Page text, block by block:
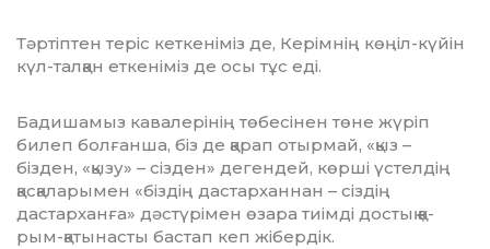
Тәртіптен теріс кеткеніміз де, Керімнің көңіл-күйін
күл-талқан еткеніміз де осы тұс еді.
Бадишамыз кавалерінің тө­бе­сі­нен төне жүріп
билеп болғанша, біз де қарап отырмай, «қыз –
бізден, «қы­зу» – сізден» дегендей, көрші үс­телдің
қасқаларымен «біздің дас­тарханнан – сіздің
дастарханға» дәс­түрімен өзара тиімді достық қа­
рым-қатынасты бастап кеп жібер­дік.